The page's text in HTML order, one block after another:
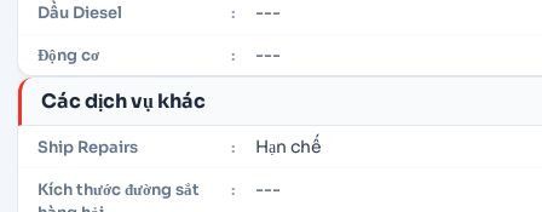
Dầu Diesel : ---
Động cơ : ---
Các dịch vụ khác
Ship Repairs : Hạn chế
Kích thước đường sắt
: ---